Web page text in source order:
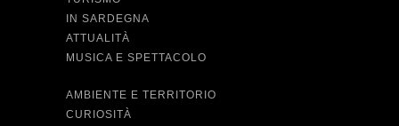
IN SARDEGNA
ATTUALITÀ
MUSICA E SPETTACOLO
AMBIENTE E TERRITORIO
CURIOSITÀ